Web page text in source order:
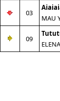
03
MAU
09